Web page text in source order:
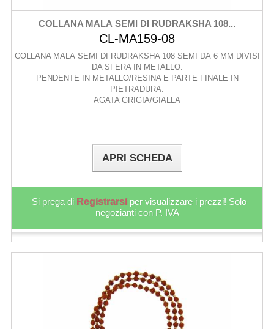
COLLANA MALA SEMI DI RUDRAKSHA 108...
CL-MA159-08
COLLANA MALA SEMI DI RUDRAKSHA 108 SEMI DA 6 MM DIVISI
DA SFERA IN METALLO.
PENDENTE IN METALLO/RESINA E PARTE FINALE IN
PIETRADURA.
AGATA GRIGIA/GIALLA
APRI SCHEDA
Si prega di Registrarsi per visualizzare i prezzi! Solo
negozianti con P. IVA